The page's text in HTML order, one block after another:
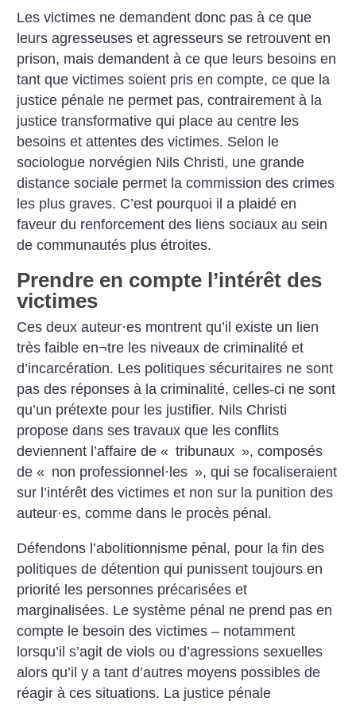
Les victimes ne demandent donc pas à ce que
leurs agresseuses et agresseurs se retrouvent en
prison, mais demandent à ce que leurs besoins en
tant que victimes soient pris en compte, ce que la
justice pénale ne permet pas, contrairement à la
justice transformative qui place au centre les
besoins et attentes des victimes. Selon le
sociologue norvégien Nils Christi, une grande
distance sociale permet la commission des crimes
les plus graves. C’est pourquoi il a plaidé en
faveur du renforcement des liens sociaux au sein
de communautés plus étroites.
Prendre en compte l’intérêt des
victimes
Ces deux auteur·es montrent qu’il existe un lien
très faible en¬tre les niveaux de criminalité et
d’incarcération. Les politiques sécuritaires ne sont
pas des réponses à la criminalité, celles-ci ne sont
qu’un prétexte pour les justifier. Nils Christi
propose dans ses travaux que les conflits
deviennent l’affaire de « tribunaux », composés
de « non professionnel · les », qui se focaliseraient
sur l’intérêt des victimes et non sur la punition des
auteur·es, comme dans le procès pénal.
Défendons l’abolitionnisme pénal, pour la fin des
politiques de détention qui punissent toujours en
priorité les personnes précarisées et
marginalisées. Le système pénal ne prend pas en
compte le besoin des victimes – notamment
lorsqu’il s’agit de viols ou d’agressions sexuelles
alors qu’il y a tant d’autres moyens possibles de
réagir à ces situations. La justice pénale